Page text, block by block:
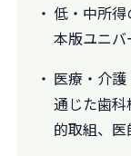
低・中所
本版ユニ
医療・介
通じた歯
的取組、